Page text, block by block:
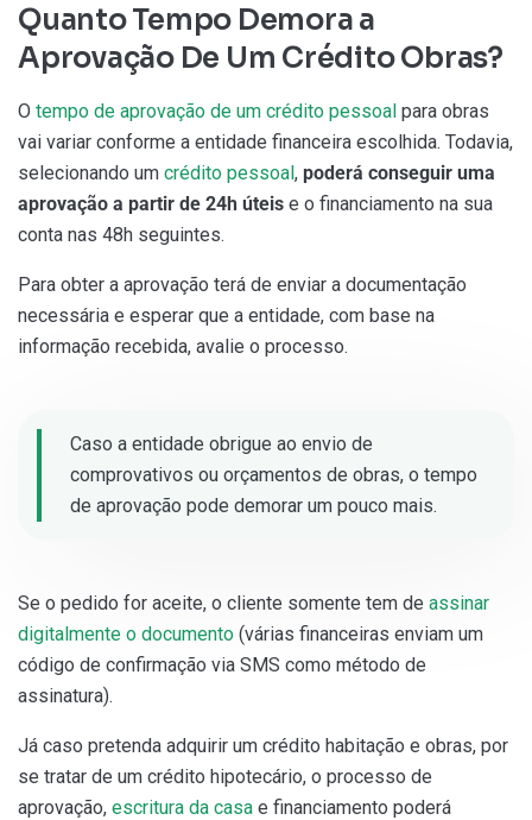
Quanto Tempo Demora a
Aprovação De Um Crédito Obras?
O tempo de aprovação de um crédito pessoal para obras
vai variar conforme a entidade financeira escolhida. Todavia,
selecionando um crédito pessoal, poderá conseguir uma
aprovação a partir de 24h úteis e o financiamento na sua
conta nas 48h seguintes.
Para obter a aprovação terá de enviar a documentação
necessária e esperar que a entidade, com base na
informação recebida, avalie o processo.
Caso a entidade obrigue ao envio de
comprovativos ou orçamentos de obras, o tempo
de aprovação pode demorar um pouco mais.
Se o pedido for aceite, o cliente somente tem de assinar
digitalmente o documento (várias financeiras enviam um
código de confirmação via SMS como método de
assinatura).
Já caso pretenda adquirir um crédito habitação e obras, por
se tratar de um crédito hipotecário, o processo de
aprovação, escritura da casa e financiamento poderá